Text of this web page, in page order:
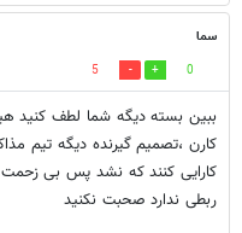
سما
0
5
ببین بسته دیگه شما لطف کنید
کارن ،تصمیم گیرنده دیگه تیم
کارایی کنند که نشد پس بی
ربطی ندارد صحبت نکنید